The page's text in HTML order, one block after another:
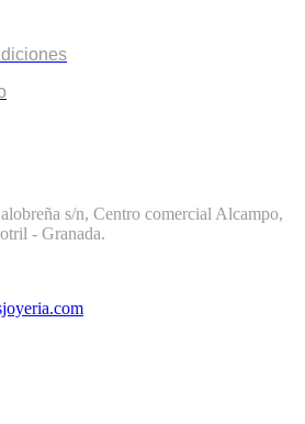
s/n, Centro comercial Alcampo,
- Granada.